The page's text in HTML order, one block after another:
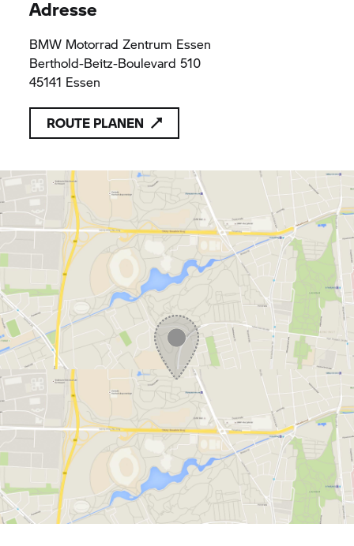
Adresse
BMW Motorrad Zentrum Essen
Berthold-Beitz-Boulevard 510
45141 Essen
ROUTE PLANEN